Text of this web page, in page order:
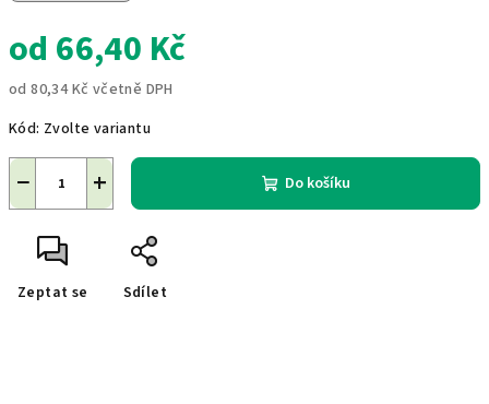
od 66,40 Kč
od80,34 Kč včetně DPH
cena:
Kód: Zvolte variantu
+
− Do košíku
Zeptat se Sdílet